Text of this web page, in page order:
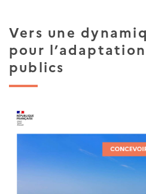
Vers une
pour
publics